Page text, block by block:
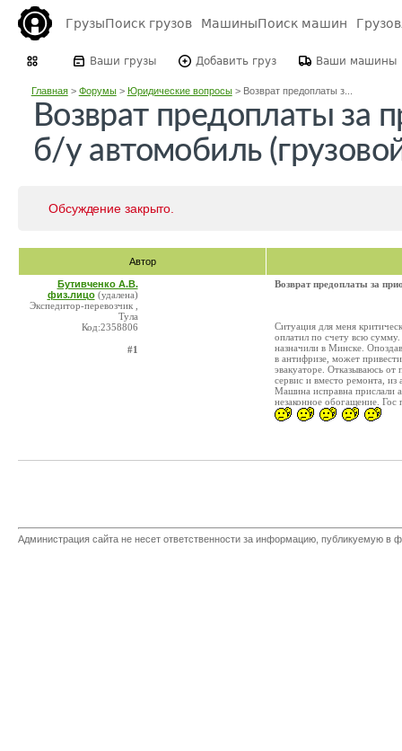
ГрузыПоиск грузов МашиныПоиск машин
Ваши грузы Добавить груз Ваши машины
Главная> Форумы> Юридические вопросы> Возврат предоплаты з...
Возврат предоплаты за
б/у автомобиль
Обсуждение закрыто.
Автор
Бутивченко А.В.
физ.лицо (удалена)
Экспедитор-перевозчик ,
Тула
Код:2358806
#1
Возврат предоплаты за
Ситуация для меня
оплатил по счету всю
назначили в Минске.
в антифризе, может
эвакуаторе. Отказываюсь от
сервис и вместо ремонта,
Машина исправна прислали
незаконное обогащение.
Администрация сайта не несет ответственности за информацию, публикуемую